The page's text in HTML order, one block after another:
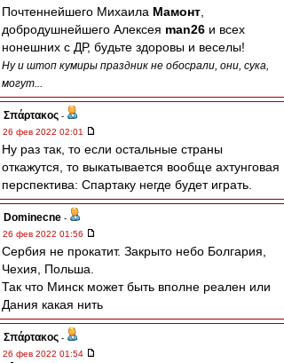
Почтеннейшего Михаила Мамонт
добродушнейшего Алексея man26 и всех
нонешних с ДР, будьте здоровы и веселы!
Ну и штоп кумиры праздник не обосрали, они, сука,
могут...
Σπάρτακος -
26 фев 2022 02:01
Ну раз так, то если остальные страны
откажутся, то выкатывается вообще ахтунговая
перспектива: Спартаку негде будет играть.
Dominecne -
26 фев 2022 01:56
Сербия не прокатит. Закрыто небо Болгария,
Чехия, Польша.
Так что Минск может быть вполне реален или
Дания какая нить
Σπάρτακος -
26 фев 2022 01:54